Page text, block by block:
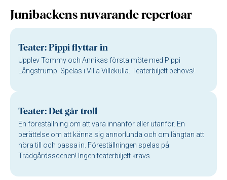
Junibackens nuvarande repertoar
Teater: Pippi flyttar in
Upplev Tommy och Annikas första möte med Pippi
Långstrump. Spelas i Villa Villekulla. Teaterbiljett behövs!
Teater: Det går troll
En föreställning om att vara innanför eller utanför. En
berättelse om att känna sig annorlunda och om längtan att
höra till och passa in. Föreställningen spelas på
Trädgårdsscenen! Ingen teaterbiljett krävs.